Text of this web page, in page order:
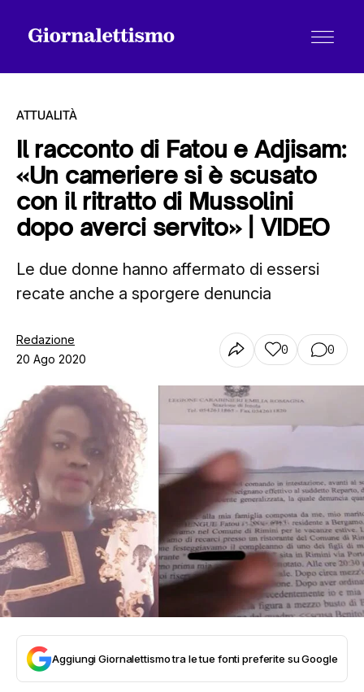
Tutti gli articoli
Chi siamo
ATTUALITÀ
Il racconto di Fatou e Adjisam:
«Un cameriere si è scusato
con il ritratto di Mussolini
dopo averci servito» | VIDEO
Le due donne hanno affermato di essersi
recate anche a sporgere denuncia
Redazione
20 Ago 2020
0 0
Aggiungi Giornalettismo tra le tue fonti preferite su Google